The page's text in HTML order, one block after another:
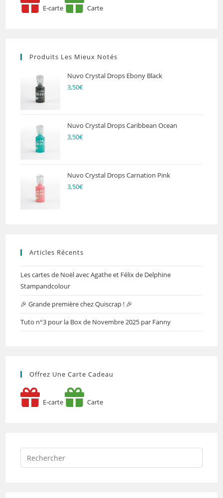
E-carte Carte
Produits Les Mieux Notés
Nuvo Crystal Drops Ebony Black
3,50€
Nuvo Crystal Drops Caribbean Ocean
3,50€
Nuvo Crystal Drops Carnation Pink
3,50€
Articles Récents
Les cartes de Noël avec Agathe et Félix de Delphine
Stampandcolour
🎉 Grande première chez Quiscrap ! 🎉
Tuto n°3 pour la Box de Novembre 2025 par Fanny
Offrez Une Carte Cadeau
E-carte Carte